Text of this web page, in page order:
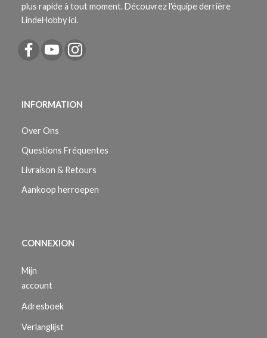
plus rapide à tout moment. Découvrez l'équipe derrière
LindeHobby ici.
INFORMATION
Over Ons
Questions Fréquentes
Livraison & Retours
Aankoop herroepen
CONNEXION
Mijn
account
Adresboek
Verlanglijst